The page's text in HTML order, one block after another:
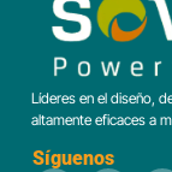
Líderes en el diseño,
altamente eficaces a
Síguenos